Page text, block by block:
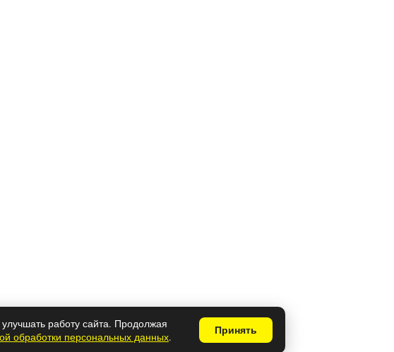
работу сайта. Продолжая
обработки персональных данных. Принять